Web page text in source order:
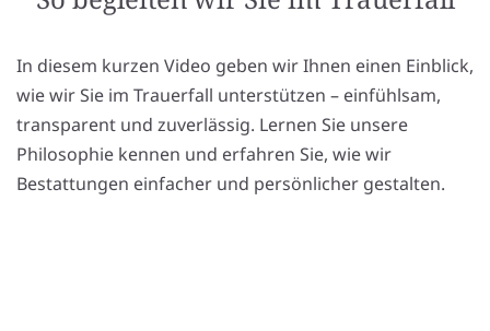
In diesem kurzen Video geben wir Ihnen einen Einblick,
wie wir Sie im Trauerfall unterstützen – einfühlsam,
transparent und zuverlässig. Lernen Sie unsere
Philosophie kennen und erfahren Sie, wie wir
Bestattungen einfacher und persönlicher gestalten.